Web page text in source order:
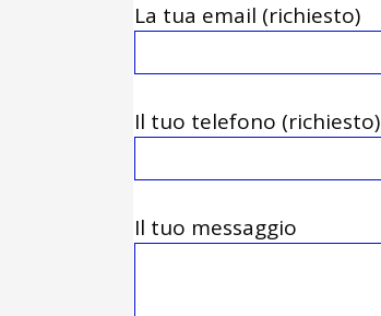
La tua email (richiesto)
Il tuo telefono (richiesto)
Il tuo messaggio